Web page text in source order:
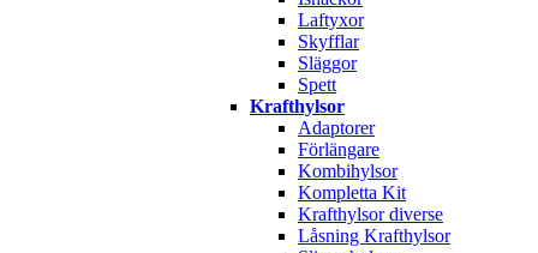
Laftyxor
Skyfflar
Släggor
Spett
Krafthylsor
Adaptorer
Förlängare
Kombihylsor
Kompletta Kit
Krafthylsor diverse
Låsning Krafthylsor